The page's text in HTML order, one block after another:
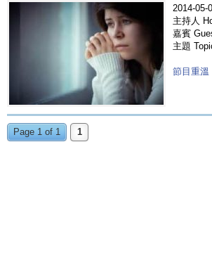
2014-05-
主持人
嘉賓
主題
節目重溫
Page 1 of 1 1